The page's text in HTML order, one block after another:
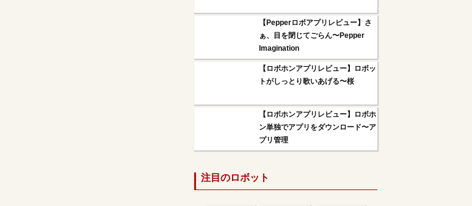
【Pepperロボアプリレビュー】さ
ぁ、目を閉じてごらん〜Pepper
Imagination
【ロボホンアプリレビュー】ロボッ
トがしっとり歌いあげる〜桜
【ロボホンアプリレビュー】ロボホ
ン単独でアプリをダウンロード〜ア
プリ管理
注目のロボット